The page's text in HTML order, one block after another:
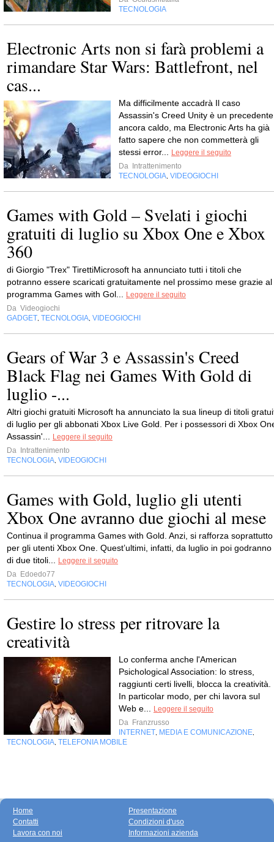
TECNOLOGIA
Electronic Arts non si farà problemi a
rimandare Star Wars: Battlefront, nel
cas...
Ma difficilmente accadrà Il caso
Assassin's Creed Unity è un precedente
ancora caldo, ma Electronic Arts ha già
fatto sapere che non commetterà gli
stessi error...
Leggere il seguito
Da
Intrattenimento
TECNOLOGIA VIDEOGIOCHI
Games with Gold – Svelati i giochi
gratuiti di luglio su Xbox One e Xbox
360
di Giorgio "Trex" TirettiMicrosoft ha annunciato tutti i titoli che
potranno essere scaricati gratuitamente nel prossimo mese grazie al
programma Games with Gol...
Leggere il seguito
Da Videogiochi
GADGET TECNOLOGIA VIDEOGIOCHI
Gears of War 3 e Assassin's Creed
Black Flag nei Games With Gold di
luglio -...
Altri giochi gratuiti Microsoft ha annunciato la sua lineup di titoli
di luglio per gli abbonati Xbox Live Gold. Per i possessori di Xbox
Assassin'...
Leggere il seguito
Da
Intrattenimento
TECNOLOGIA VIDEOGIOCHI
Games with Gold, luglio gli utenti
Xbox One avranno due giochi al mese
Continua il programma Games with Gold. Anzi, si rafforza soprattutto
per gli utenti Xbox One. Quest’ultimi, infatti, da luglio in poi godranno
di due titoli...
Leggere il seguito
Da Edoedo77
TECNOLOGIA VIDEOGIOCHI
Gestire lo stress per ritrovare la
creatività
Lo conferma anche l'American
Psichological Association: lo stress,
raggiunti certi livelli, blocca la creatività.
In particolar modo, per chi lavora sul
Web e...
Leggere il seguito
Da Franzrusso
INTERNET MEDIA E COMUNICAZIONE
TECNOLOGIA TELEFONIA MOBILE
Home
Contatti
Lavora con noi
Presentazione
Condizioni d'uso
Informazioni azienda